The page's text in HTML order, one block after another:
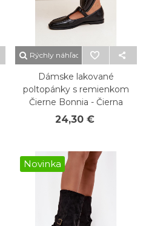
Rýchly náhľad
Dámske lakované
poltopánky s remienkom
Čierne Bonnia - Čierna
24,30 €
Novinka